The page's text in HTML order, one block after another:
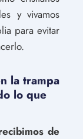
y vivamos
para evitar
la trampa
lo que
de